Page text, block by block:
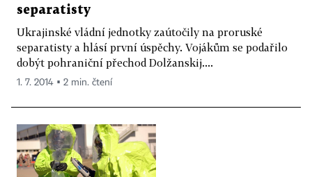
separatisty
Ukrajinské vládní jednotky zaútočily na proruské
separatisty a hlásí první úspěchy. Vojákům se podařilo
dobýt pohraniční přechod Dolžanskij....
1. 7. 2014 ▪ 2 min. čtení